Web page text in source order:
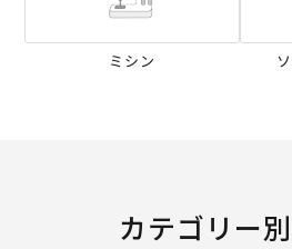
ミシン
カテゴリー